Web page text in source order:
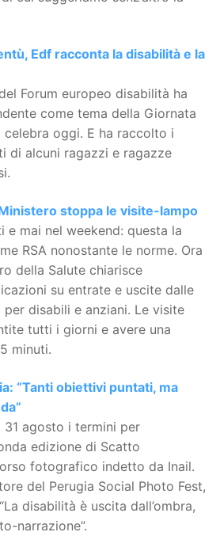
Edf racconta la disabilità e la
Forum europeo disabilità ha
come tema della Giornata
celebra oggi. E ha raccolto i
di alcuni ragazzi e ragazze
stoppa le visite-lampo
e mai nel weekend: questa la
RSA nonostante le norme. Ora
della Salute chiarisce
su entrate e uscite dalle
disabili e anziani. Le visite
tutti i giorni e avere una
minuti.
“Tanti obiettivi puntati, ma
agosto i termini per
edizione di Scatto
fotografico indetto da Inail.
del Perugia Social Photo Fest,
disabilità è uscita dall’ombra,
narrazione”.